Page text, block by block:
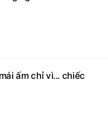
ấm chỉ vì... chiếc